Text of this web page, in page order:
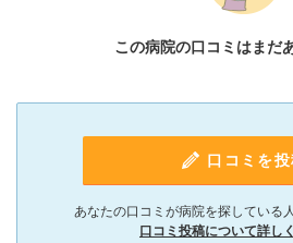
この病院の口コミはまだ
口コミを投
あなたの口コミが病院を探している
口コミ投稿について詳し